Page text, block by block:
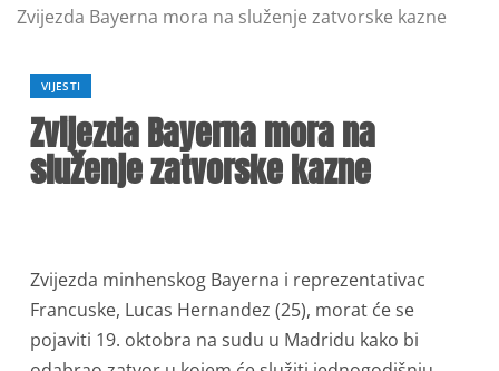
Zvijezda Bayerna mora na služenje zatvorske kazne
VIJESTI
Zvijezda Bayerna mora na
služenje zatvorske kazne
Zvijezda minhenskog Bayerna i reprezentativac
Francuske, Lucas Hernandez (25), morat će se
pojaviti 19. oktobra na sudu u Madridu kako bi